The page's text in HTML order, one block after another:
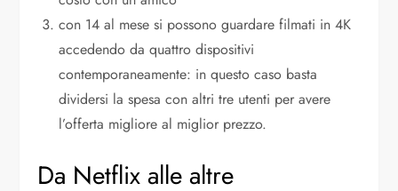
con 14 al mese si possono guardare filmati in 4K
accedendo da quattro dispositivi
contemporaneamente: in questo caso basta
dividersi la spesa con altri tre utenti per avere
l’offerta migliore al miglior prezzo.
Da Netflix alle altre